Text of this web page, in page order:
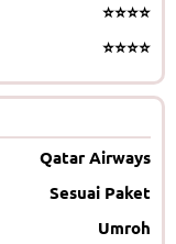
⭐⭐⭐⭐
⭐⭐⭐⭐
Qatar Airways
Sesuai Paket
Umroh